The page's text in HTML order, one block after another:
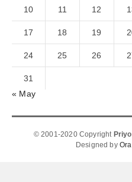
10 11 12
17 18 19
24 25 26
31
« May
© 2001-2020 Copyright
Designed by